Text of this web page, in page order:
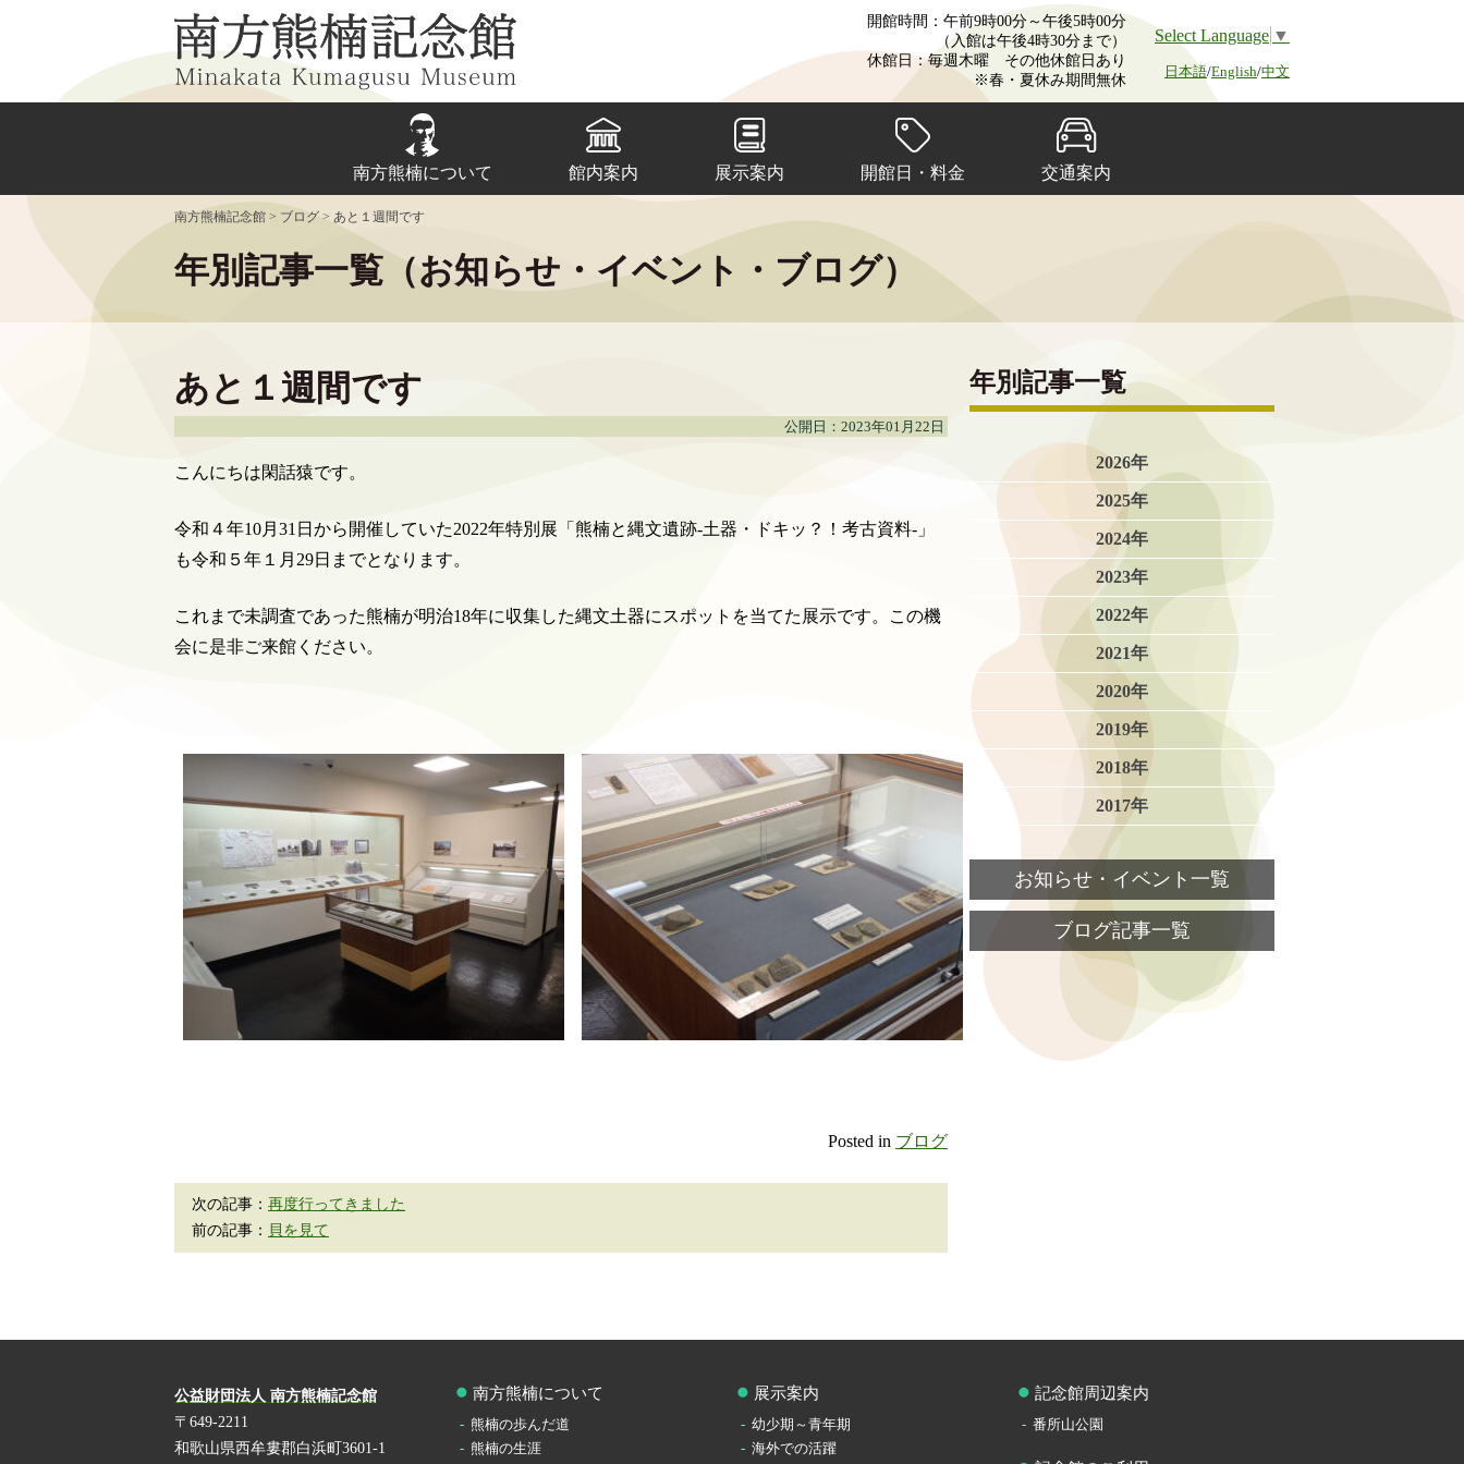
開館時間：午前9時00分～午後5時00分
（入館は午後4時30分まで）
休館日：毎週木曜 その他休館日あり
※春・夏休み期間無休
Select Language ▼
日本語/English/中文
南方熊楠について 館内案内 展示案内 開館日・料金 交通案内
南方熊楠記念館 > ブログ > あと１週間です
年別記事一覧（お知らせ・イベント・ブログ）
あと１週間です
公開日：2023年01月22日
こんにちは閑話猿です。
令和４年10月31日から開催していた2022年特別展「熊楠と縄文遺跡-土器・ドキッ？！考古資料-」
も令和５年１月29日までとなります。
これまで未調査であった熊楠が明治18年に収集した縄文土器にスポットを当てた展示です。この機
会に是非ご来館ください。
Posted in ブログ
次の記事： 再度行ってきました
前の記事： 貝を見て
年別記事一覧
2026年
2025年
2024年
2023年
2022年
2021年
2020年
2019年
2018年
2017年
お知らせ・イベント一覧
ブログ記事一覧
公益財団法人 南方熊楠記念館
〒649-2211
和歌山県西牟婁郡白浜町3601-1
南方熊楠について
熊楠の歩んだ道
熊楠の生涯
展示案内
幼少期～青年期
海外での活躍
記念館周辺案内
番所山公園